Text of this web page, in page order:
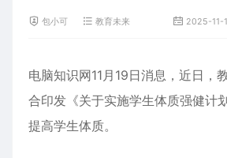
包小可 教育未来 2025-11-
电脑知识网11月19日消息，近日，
合印发《关于实施学生体质强健计
提高学生体质。